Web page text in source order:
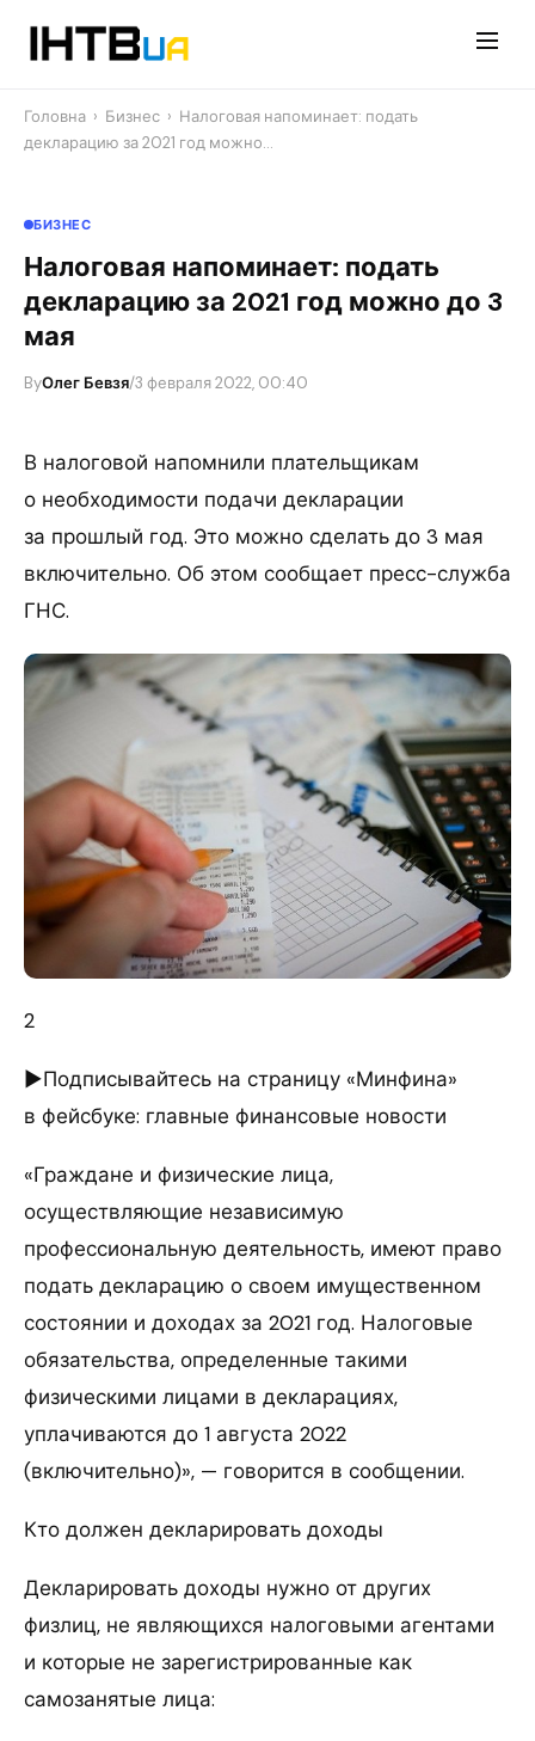
Головна › Бизнес › Налоговая напоминает: подать
декларацию за 2021 год можно…
БИЗНЕС
Налоговая напоминает: подать
декларацию за 2021 год можно до 3
мая
ByОлег Бевзя/3 февраля 2022, 00:40
В налоговой напомнили плательщикам
о необходимости подачи декларации
за прошлый год. Это можно сделать до 3 мая
включительно. Об этом сообщает пресс-служба
ГНС.
2
►Подписывайтесь на страницу «Минфина»
в фейсбуке: главные финансовые новости
«Граждане и физические лица,
осуществляющие независимую
профессиональную деятельность, имеют право
подать декларацию о своем имущественном
состоянии и доходах за 2021 год. Налоговые
обязательства, определенные такими
физическими лицами в декларациях,
уплачиваются до 1 августа 2022
(включительно)», — говорится в сообщении.
Кто должен декларировать доходы
Декларировать доходы нужно от других
физлиц, не являющихся налоговыми агентами
и которые не зарегистрированные как
самозанятые лица: